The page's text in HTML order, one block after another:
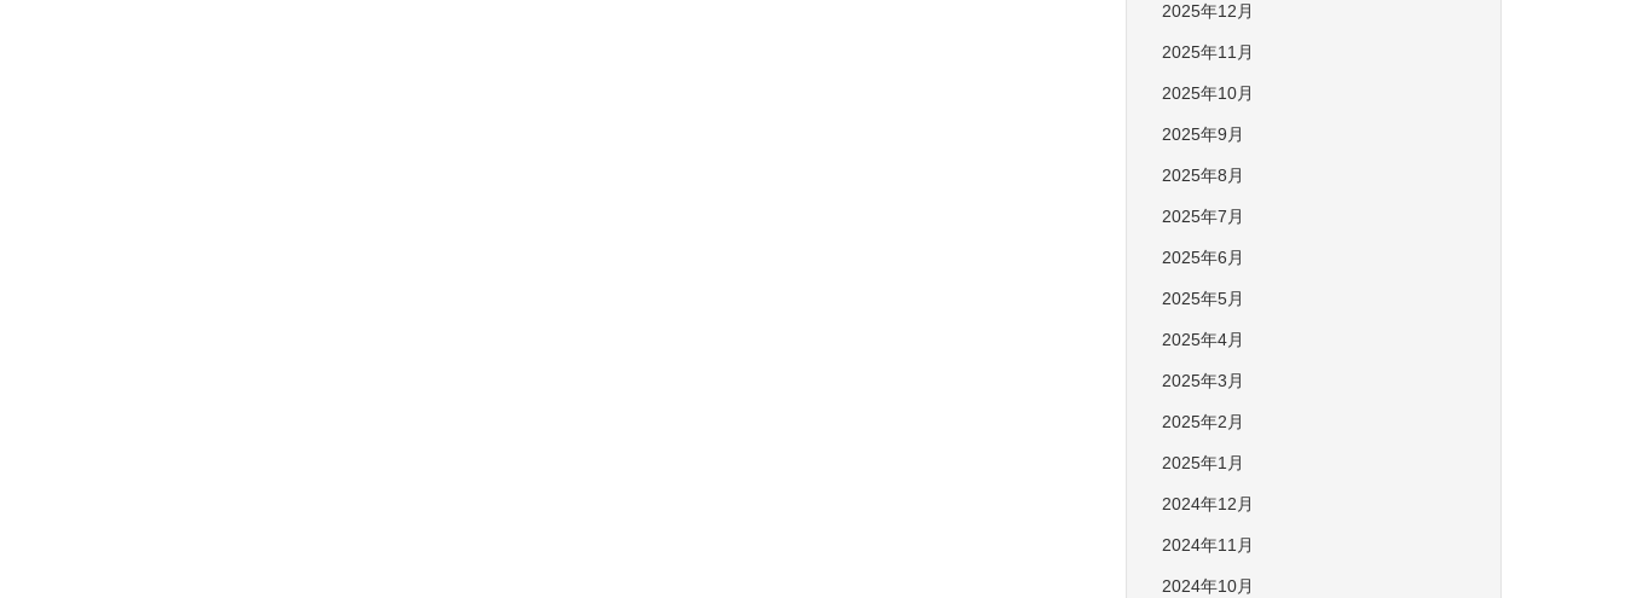
2025年12月
2025年11月
2025年10月
2025年9月
2025年8月
2025年7月
2025年6月
2025年5月
2025年4月
2025年3月
2025年2月
2025年1月
2024年12月
2024年11月
2024年10月